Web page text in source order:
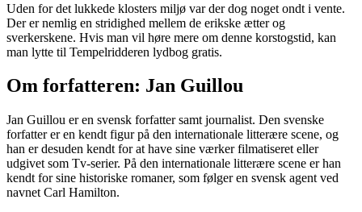
Uden for det lukkede klosters miljø var der dog noget ondt i vente.
Der er nemlig en stridighed mellem de erikske ætter og
sverkerskene. Hvis man vil høre mere om denne korstogstid, kan
man lytte til Tempelridderen lydbog gratis.
Om forfatteren: Jan Guillou
Jan Guillou er en svensk forfatter samt journalist. Den svenske
forfatter er en kendt figur på den internationale litterære scene, og
han er desuden kendt for at have sine værker filmatiseret eller
udgivet som Tv-serier. På den internationale litterære scene er han
kendt for sine historiske romaner, som følger en svensk agent ved
navnet Carl Hamilton.